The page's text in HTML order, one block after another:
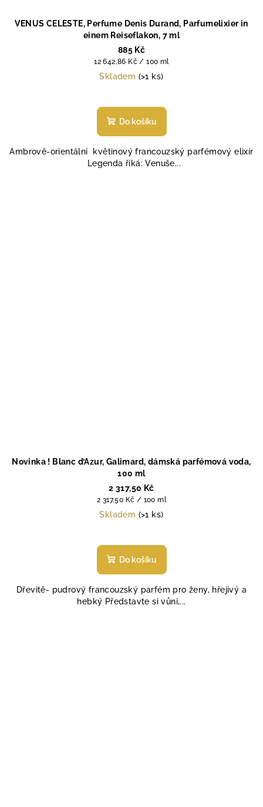
VENUS CELESTE, Perfume Denis Durand, Parfumelixier in
einem Reiseflakon, 7 ml
885 Kč
Měrná
cena:
12 642,86 Kč / 100 ml
Skladem (>1 ks)
Do košíku
Ambrově-orientální květinový francouzský parfémový elixír
Legenda říká: Venuše...
Novinka ! Blanc d’Azur, Galimard, dámská parfémová voda,
100 ml
2 317,50 Kč
Měrná
cena:
2 317,50 Kč / 100 ml
Skladem (>1 ks)
Do košíku
Dřevitě- pudrový francouzský parfém pro ženy, hřejivý a
hebký Představte si vůni,...